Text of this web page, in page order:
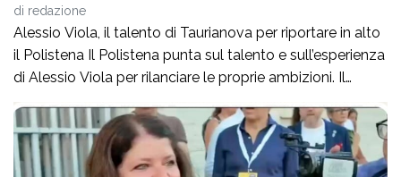
di redazione
Alessio Viola, il talento di Taurianova per riportare in alto
il Polistena Il Polistena punta sul talento e sull’esperienza
di Alessio Viola per rilanciare le proprie ambizioni. Il
Serie B e Serie C, arriva con l’obiettivo di mettere qualità
e determinazione al servizio dello Sporting Club
Polistena.Insieme al […]